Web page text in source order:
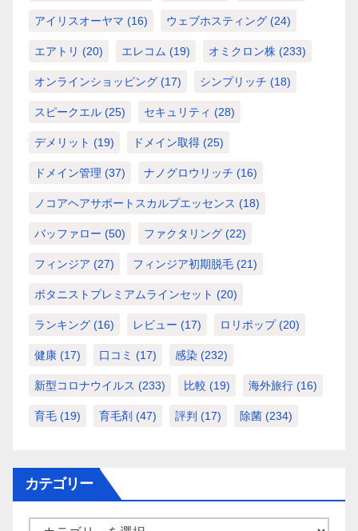
アイリスオーヤマ (16) ウェブホスティング (24)
エアトリ (20) エレコム (19) オミクロン株 (233)
オンラインショッピング (17) シンプリッチ (18)
スピークエル (25) セキュリティ (28)
デメリット (19) ドメイン取得 (25)
ドメイン管理 (37) ナノグロウリッチ (16)
ノコアヘアサポートスカルプエッセンス (18)
バッファロー (50) ファクタリング (22)
フィンジア (27) フィンジア初期脱毛 (21)
ボタニストプレミアムラインセット (20)
ランキング (16) レビュー (17) ロリポップ(20)
健康 (17) 口コミ (17) 感染 (232)
新型コロナウイルス (233) 比較 (19) 海外旅行 (16)
育毛 (19) 育毛剤 (47) 評判 (17) 除菌 (234)
カテゴリー